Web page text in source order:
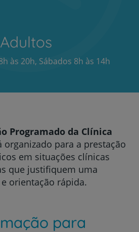
Adultos
às 20h, Sábados 8h às 14h
Programado da Clínica
organizado para a prestação
em situações clínicas
que justifiquem uma
orientação rápida.
para